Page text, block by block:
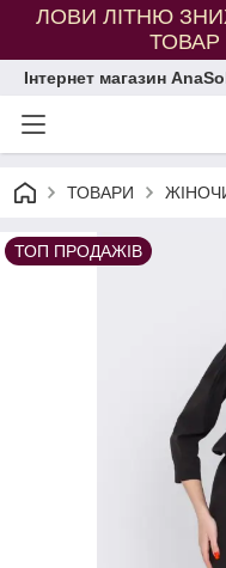
ЛОВИ ЛІТНЮ
ТОВАР
Інтернет магазин
ТОВАРИ
ТОП ПРОДАЖІВ